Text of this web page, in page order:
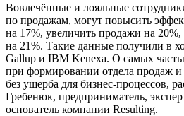
Вовлечённые и лояльные
по продажам, могут повысить
на 17%, увеличить продажи на
на 21%. Такие данные получили в
Gallup и IBM Kenexa. О самых
при формировании отдела продаж и
без ущерба для бизнес-процессов,
Гребенюк, предприниматель,
основатель компании Resulting.